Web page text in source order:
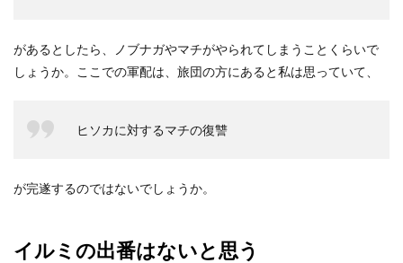
があるとしたら、ノブナガやマチがやられてしまうことくらいで
しょうか。ここでの軍配は、旅団の方にあると私は思っていて、
ヒソカに対するマチの復讐
が完遂するのではないでしょうか。
イルミの出番はないと思う